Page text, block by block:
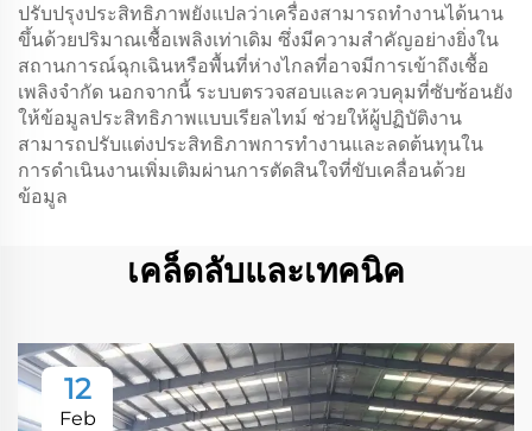
ปรับปรุงประสิทธิภาพยังแปลว่าเครื่องสามารถทำงานได้นาน
ขึ้นด้วยปริมาณเชื้อเพลิงเท่าเดิม ซึ่งมีความสำคัญอย่างยิ่งใน
สถานการณ์ฉุกเฉินหรือพื้นที่ห่างไกลที่อาจมีการเข้าถึงเชื้อ
เพลิงจำกัด นอกจากนี้ ระบบตรวจสอบและควบคุมที่ซับซ้อนยัง
ให้ข้อมูลประสิทธิภาพแบบเรียลไทม์ ช่วยให้ผู้ปฏิบัติงาน
สามารถปรับแต่งประสิทธิภาพการทำงานและลดต้นทุนใน
การดำเนินงานเพิ่มเติมผ่านการตัดสินใจที่ขับเคลื่อนด้วย
ข้อมูล
เคล็ดลับและเทคนิค
12
Feb